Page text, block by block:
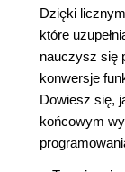
Dzięki
które
nauczysz się
konwersje
Dowiesz się,
końcowym